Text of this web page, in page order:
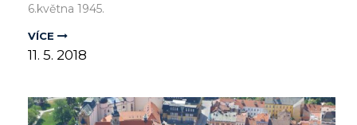
6.května 1945.
VÍCE
11. 5. 2018